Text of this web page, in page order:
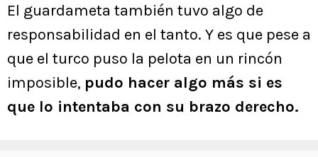
El guardameta también tuvo algo de
responsabilidad en el tanto. Y es que pese a
que el turco puso la pelota en un rincón
imposible, pudo hacer algo más si es
que lo intentaba con su brazo derecho.